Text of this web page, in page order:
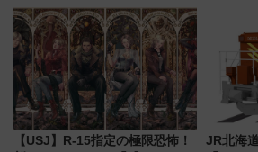
りたい
帰省動
【USJ】R-15指定の極限恐怖！
JR北海